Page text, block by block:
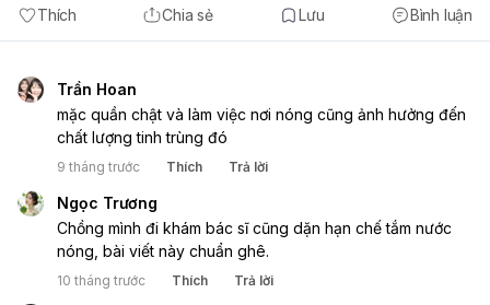
Thích Chia sẻ Lưu Bình luận
Trần Hoan
mặc quần chật và làm việc nơi nóng cũng ảnh hưởng đến
chất lượng tinh trùng đó
9 tháng trước Thích Trả lời
Ngọc Trương
Chồng mình đi khám bác sĩ cũng dặn hạn chế tắm nước
nóng, bài viết này chuẩn ghê.
10 tháng trước Thích Trả lời